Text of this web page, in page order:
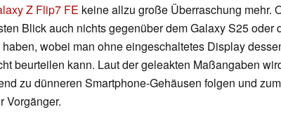
Z Flip7 FE keine allzu große Überraschung mehr.
Blick auch nichts gegenüber dem Galaxy S25 oder
haben, wobei man ohne eingeschaltetes Display
beurteilen kann. Laut der geleakten Maßangaben
zu dünneren Smartphone-Gehäusen folgen und
Vorgänger.